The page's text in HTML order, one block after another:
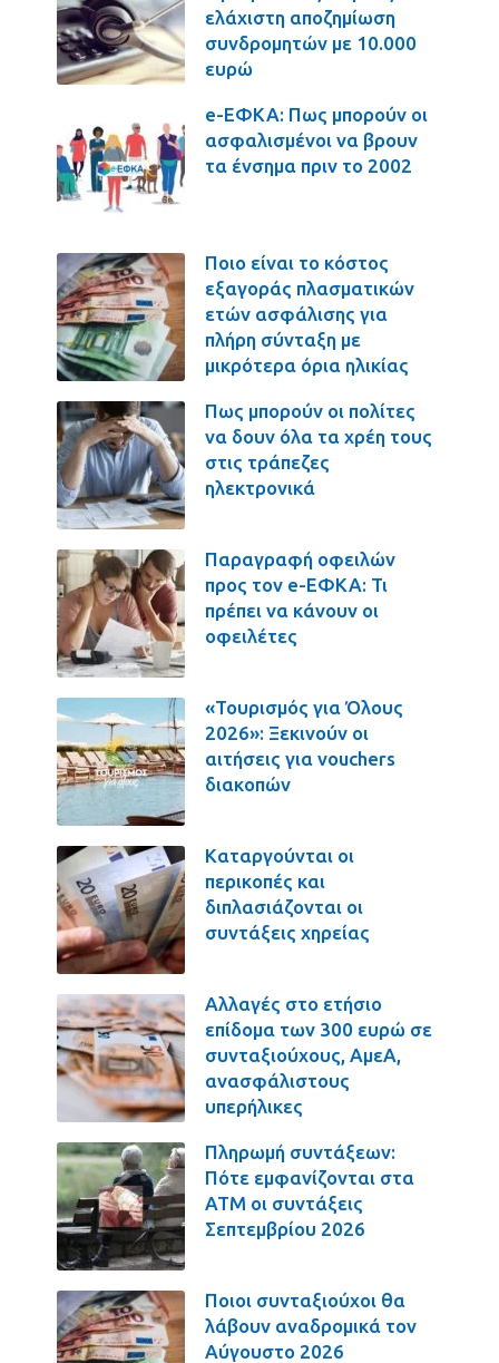
ελάχιστη αποζημίωση
συνδρομητών με 10.000
ευρώ
e-ΕΦΚΑ: Πως μπορούν οι
ασφαλισμένοι να βρουν
τα ένσημα πριν το 2002
Ποιο είναι το κόστος
εξαγοράς πλασματικών
ετών ασφάλισης για
πλήρη σύνταξη με
μικρότερα όρια ηλικίας
Πως μπορούν οι πολίτες
να δουν όλα τα χρέη τους
στις τράπεζες
ηλεκτρονικά
Παραγραφή οφειλών
προς τον e-ΕΦΚΑ: Τι
πρέπει να κάνουν οι
οφειλέτες
«Τουρισμός για Όλους
2026»: Ξεκινούν οι
αιτήσεις για vouchers
διακοπών
Καταργούνται οι
περικοπές και
διπλασιάζονται οι
συντάξεις χηρείας
Αλλαγές στο ετήσιο
επίδομα των 300 ευρώ σε
συνταξιούχους, ΑμεΑ,
ανασφάλιστους
υπερήλικες
Πληρωμή συντάξεων:
Πότε εμφανίζονται στα
ΑΤΜ οι συντάξεις
Σεπτεμβρίου 2026
Ποιοι συνταξιούχοι θα
λάβουν αναδρομικά τον
Αύγουστο 2026